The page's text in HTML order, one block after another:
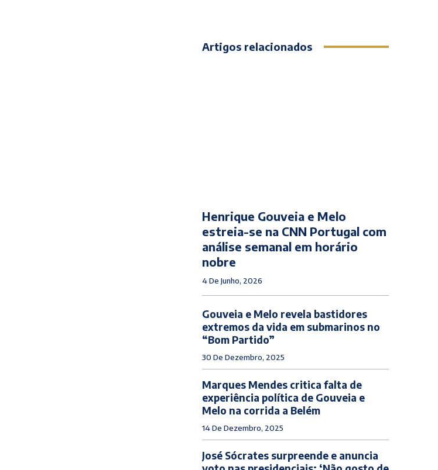
Artigos relacionados
Henrique Gouveia e Melo
estreia-se na CNN Portugal com
análise semanal em horário
nobre
4 De Junho, 2026
Gouveia e Melo revela bastidores
extremos da vida em submarinos no
“Bom Partido”
30 De Dezembro, 2025
Marques Mendes critica falta de
experiência política de Gouveia e
Melo na corrida a Belém
14 De Dezembro, 2025
José Sócrates surpreende e anuncia